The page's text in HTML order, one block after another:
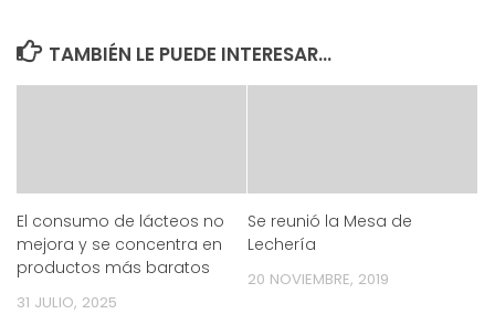
TAMBIÉN LE PUEDE INTERESAR...
El consumo de lácteos no
mejora y se concentra en
productos más baratos
31 JULIO, 2025
Se reunió la Mesa de
Lechería
20 NOVIEMBRE, 2019